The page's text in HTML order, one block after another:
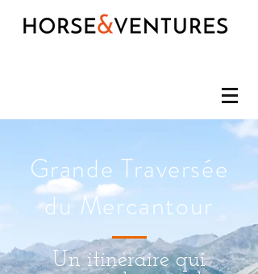
Grande Traversée
du Mercantour
Un itinéraire qui